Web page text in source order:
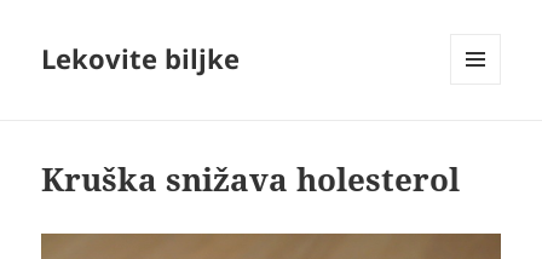
Lekovite biljke
Kruška snižava holesterol